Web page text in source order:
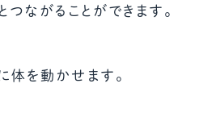
ながることができます。
体を動かせます。